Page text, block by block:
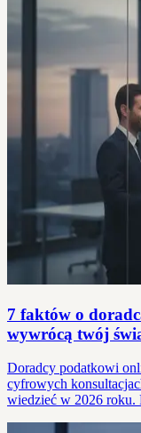
7 faktów o
wywrócą twój
Doradcy podatkowi
cyfrowych
wiedzieć w 2026 roku.